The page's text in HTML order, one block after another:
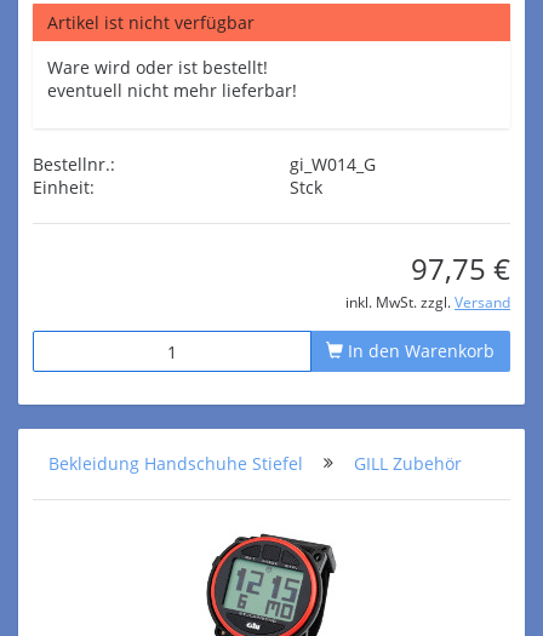
Artikel ist nicht verfügbar
Ware wird oder ist bestellt!
eventuell nicht mehr lieferbar!
Bestellnr.:
gi_W014_G
Einheit:
Stck
97,75 €
inkl. MwSt. zzgl. Versand
In den Warenkorb
Bekleidung Handschuhe Stiefel GILL Zubehör